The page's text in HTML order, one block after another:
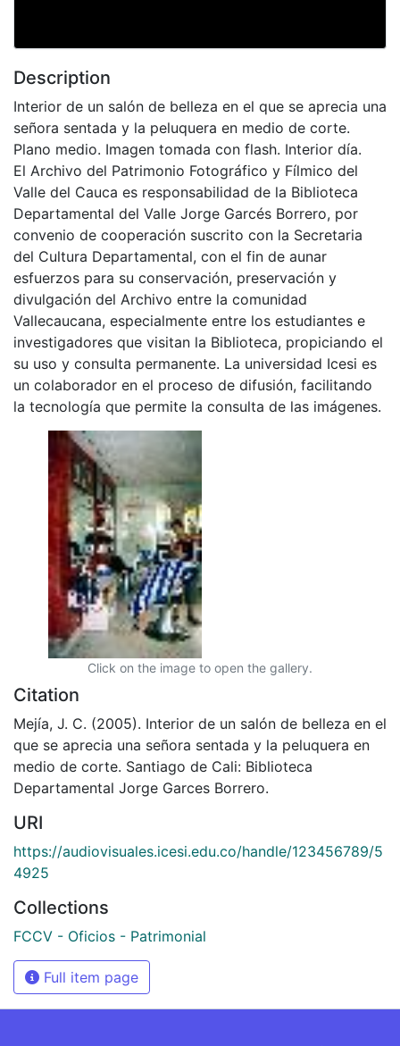
Description
Interior de un salón de belleza en el que se aprecia una
señora sentada y la peluquera en medio de corte.
Plano medio. Imagen tomada con flash. Interior día.
El Archivo del Patrimonio Fotográfico y Fílmico del
Valle del Cauca es responsabilidad de la Biblioteca
Departamental del Valle Jorge Garcés Borrero, por
convenio de cooperación suscrito con la Secretaria
del Cultura Departamental, con el fin de aunar
esfuerzos para su conservación, preservación y
divulgación del Archivo entre la comunidad
Vallecaucana, especialmente entre los estudiantes e
investigadores que visitan la Biblioteca, propiciando el
su uso y consulta permanente. La universidad Icesi es
un colaborador en el proceso de difusión, facilitando
la tecnología que permite la consulta de las imágenes.
Click on the image to open the gallery.
Citation
Mejía, J. C. (2005). Interior de un salón de belleza en el
que se aprecia una señora sentada y la peluquera en
medio de corte. Santiago de Cali: Biblioteca
Departamental Jorge Garces Borrero.
URI
https://audiovisuales.icesi.edu.co/handle/123456789/5
4925
Collections
FCCV - Oficios - Patrimonial
Full item page